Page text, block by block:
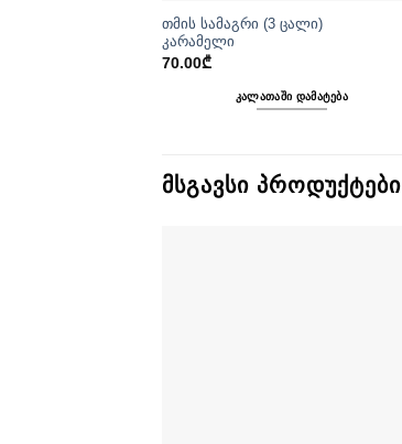
თმის სამაგრი (3 ცალი)
კარამელი
70.00₾
ᲙᲐᲚᲐᲗᲐᲨᲘ ᲓᲐᲛᲐᲢᲔᲑᲐ
ᲛᲡᲒᲐᲕᲡᲘ ᲞᲠᲝᲓᲣᲥᲢᲔᲑᲘ